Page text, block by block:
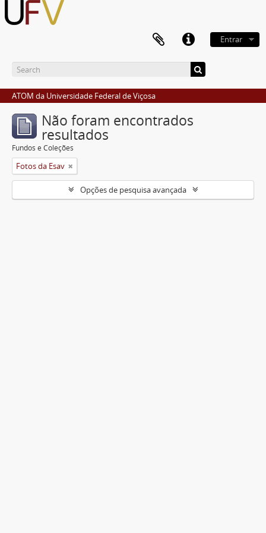
Entrar
ATOM da Universidade Federal de Viçosa
Não foram encontrados
resultados
Fundos e Coleções
Fotos da Esav
Opções de pesquisa avançada